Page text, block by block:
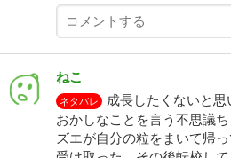
ねこ
ネタバレ
成長したくないと
おかしなことを言う不思議
ズエが自分の粒をまいて帰